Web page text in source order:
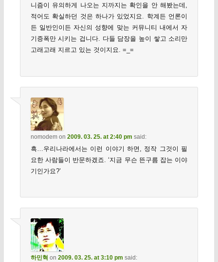
니즘이 유의하게 나오는 지까지는 확인을 안 해봤는데,
적어도 확실하던 것은 하나가 있었지요. 학계든 언론이
든 일반인이든 자신의 성향에 맞는 커뮤니티 내에서 자
기증폭만 시키는 겁니다. 다들 담장을 높이 쌓고 소리만
고래고래 지르고 있는 것이지요. =_=
nomodemon 2009. 03. 25. at 2:40 pm said:
흑…우리나라에서는 이런 이야기 하면, 정작 그것이 필
요한 사람들이 반문하겠죠. ‘지금 무슨 뜬구름 잡는 이야
기인가요?’
하민혁 on 2009. 03. 25. at 3:10 pm said: